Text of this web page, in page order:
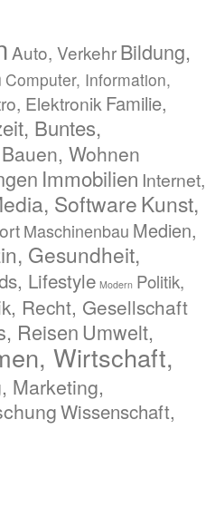
Auto, VerkehrBildung,
Computer, Information,
Elektronik Familie,
Buntes,
Wohnen
Immobilien Internet,
SoftwareKunst,
Maschinenbau Medien,
Gesundheit,
Lifestyle Modern Politik,
Recht, Gesellschaft
Reisen Umwelt,
Wirtschaft,
Marketing,
Wissenschaft,